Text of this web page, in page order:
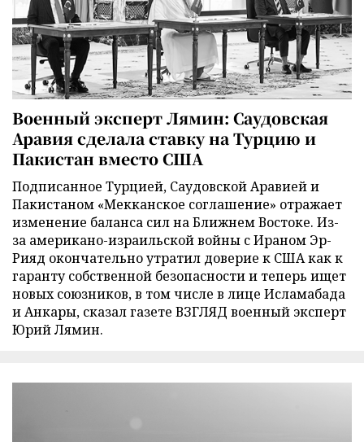
Военный эксперт Лямин: Саудовская
Аравия сделала ставку на Турцию и
Пакистан вместо США
Подписанное Турцией, Саудовской Аравией и
Пакистаном «Мекканское соглашение» отражает
изменение баланса сил на Ближнем Востоке. Из-
за американо-израильской войны с Ираном Эр-
Рияд окончательно утратил доверие к США как к
гаранту собственной безопасности и теперь ищет
новых союзников, в том числе в лице Исламабада
и Анкары, сказал газете ВЗГЛЯД военный эксперт
Юрий Лямин.